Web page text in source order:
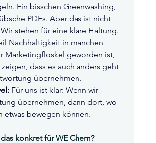
Ein bisschen Greenwashing,
PDFs. Aber das ist nicht
stehen für eine klare Haltung.
Nachhaltigkeit in manchen
Marketingfloskel geworden ist,
dass es auch anders geht
übernehmen.
Für uns ist klar: Wenn wir
übernehmen, dann dort, wo
etwas bewegen können.
konkret für WE Chem?